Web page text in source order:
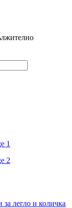
за легло и количка